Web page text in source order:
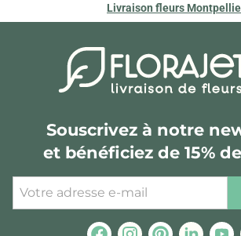
Livraison fleurs
Souscrivez à notre
et bénéficiez de 15%